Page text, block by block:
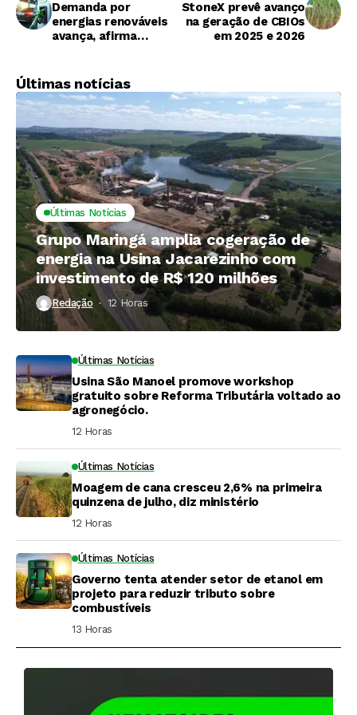
Demanda por
energias renováveis
avança, afirma
StoneX prevê avanço
na geração de CBIOs
em 2025 e 2026
Últimas notícias
Últimas Notícias
Grupo Maringá amplia cogeração de
energia na Usina Jacarezinho com
investimento de R$ 120 milhões
Redação 12 Horas ⁮
Últimas Notícias
Usina São Manoel promove workshop
gratuito sobre Reforma Tributária voltado ao
agronegócio.
12 Horas ⁮
Últimas Notícias
Moagem de cana cresceu 2,6% na primeira
quinzena de julho, diz ministério
12 Horas ⁮
Últimas Notícias
Governo tenta atender setor de etanol em
projeto para reduzir tributo sobre
combustíveis
13 Horas ⁮